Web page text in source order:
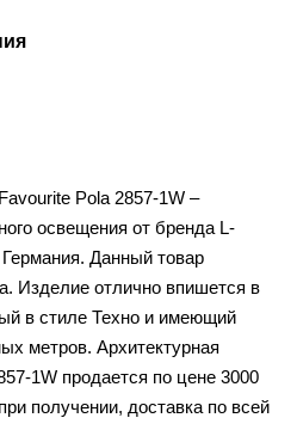
Pola 2857-1W –
освещения от бренда L-
Данный товар
Изделие отлично впишется в
в стиле Техно и имеющий
метров. Архитектурная
1W продается по цене 3000
получении, доставка по всей